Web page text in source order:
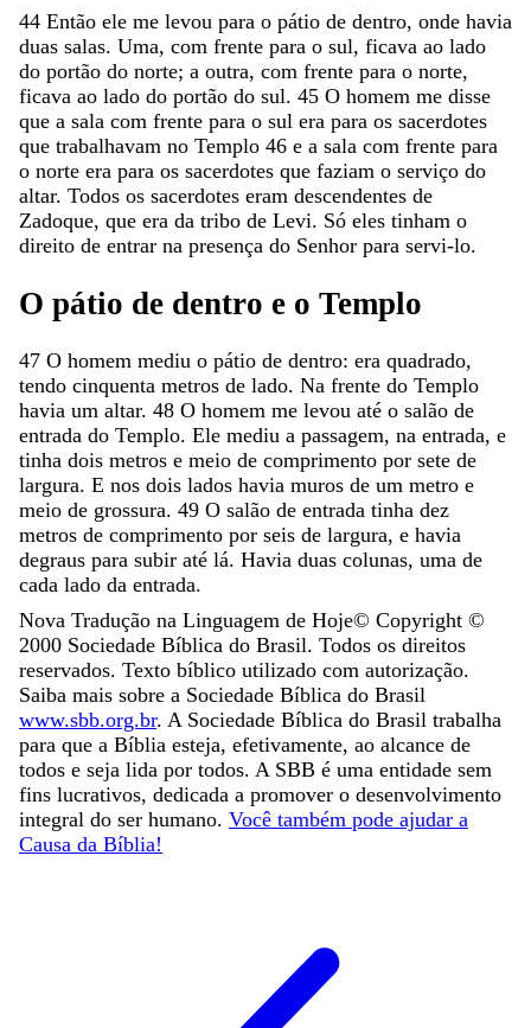
44 Então ele me levou para o pátio de dentro, onde havia
duas salas. Uma, com frente para o sul, ficava ao lado
do portão do norte; a outra, com frente para o norte,
ficava ao lado do portão do sul. 45 O homem me disse
que a sala com frente para o sul era para os sacerdotes
que trabalhavam no Templo 46 e a sala com frente para
o norte era para os sacerdotes que faziam o serviço do
altar. Todos os sacerdotes eram descendentes de
Zadoque, que era da tribo de Levi. Só eles tinham o
direito de entrar na presença do Senhor para servi-lo.
O pátio de dentro e o Templo
47 O homem mediu o pátio de dentro: era quadrado,
tendo cinquenta metros de lado. Na frente do Templo
havia um altar. 48 O homem me levou até o salão de
entrada do Templo. Ele mediu a passagem, na entrada, e
tinha dois metros e meio de comprimento por sete de
largura. E nos dois lados havia muros de um metro e
meio de grossura. 49 O salão de entrada tinha dez
metros de comprimento por seis de largura, e havia
degraus para subir até lá. Havia duas colunas, uma de
cada lado da entrada.
Nova Tradução na Linguagem de Hoje© Copyright ©
2000 Sociedade Bíblica do Brasil. Todos os direitos
reservados. Texto bíblico utilizado com autorização.
Saiba mais sobre a Sociedade Bíblica do Brasil
www.sbb.org.br. A Sociedade Bíblica do Brasil trabalha
para que a Bíblia esteja, efetivamente, ao alcance de
todos e seja lida por todos. A SBB é uma entidade sem
fins lucrativos, dedicada a promover o desenvolvimento
integral do ser humano. Você também pode ajudar a
Causa da Bíblia!